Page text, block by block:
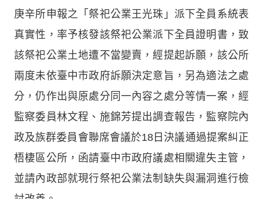
庚辛所申報之「祭祀公業王光珠」派下全員系統表
真實性，率予核發該祭祀公業派下全員證明書，致
該祭祀公業土地遭不當變賣，經提起訴願，該公所
兩度未依臺中市政府訴願決定意旨，另為適法之處
分，仍作出與原處分同一內容之處分等情一案，經
監察委員林文程、施錦芳提出調查報告，監察院內
政及族群委員會聯席會議於18日決議通過提案糾正
梧棲區公所，函請臺中市政府議處相關違失主管，
並請內政部就現行祭祀公業法制缺失與漏洞進行檢